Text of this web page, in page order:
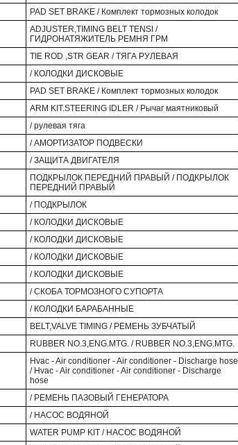
PAD SET BRAKE / Комплект тормозных колодок
ADJUSTER,TIMING BELT TENSI /
ГИДРОНАТЯЖИТЕЛЬ РЕМНЯ ГРМ
TIE ROD ,STR GEAR / ТЯГА РУЛЕВАЯ
/ КОЛОДКИ ДИСКОВЫЕ
PAD SET BRAKE / Комплект тормозных колодок
ARM KIT.STEERING IDLER / Рычаг маятниковый
/ рулевая тяга
/ АМОРТИЗАТОР ПОДВЕСКИ
/ ЗАЩИТА ДВИГАТЕЛЯ
ПОДКРЫЛОК ПЕРЕДНИЙ ПРАВЫЙ / ПОДКРЫЛОК
ПЕРЕДНИЙ ПРАВЫЙ
/ ПОДКРЫЛОК
/ КОЛОДКИ ДИСКОВЫЕ
/ КОЛОДКИ ДИСКОВЫЕ
/ КОЛОДКИ ДИСКОВЫЕ
/ КОЛОДКИ ДИСКОВЫЕ
/ СКОБА ТОРМОЗНОГО СУПОРТА
/ КОЛОДКИ БАРАБАННЫЕ
BELT,VALVE TIMING / РЕМЕНЬ ЗУБЧАТЫЙ
RUBBER NO.3,ENG.MTG. / RUBBER NO.3,ENG.MTG.
Hvac - Air conditioner - Air conditioner - Discharge hose
/ Hvac - Air conditioner - Air conditioner - Discharge
hose
/ РЕМЕНЬ ПАЗОВЫЙ ГЕНЕРАТОРА
/ НАСОС ВОДЯНОЙ
WATER PUMP KIT / НАСОС ВОДЯНОЙ